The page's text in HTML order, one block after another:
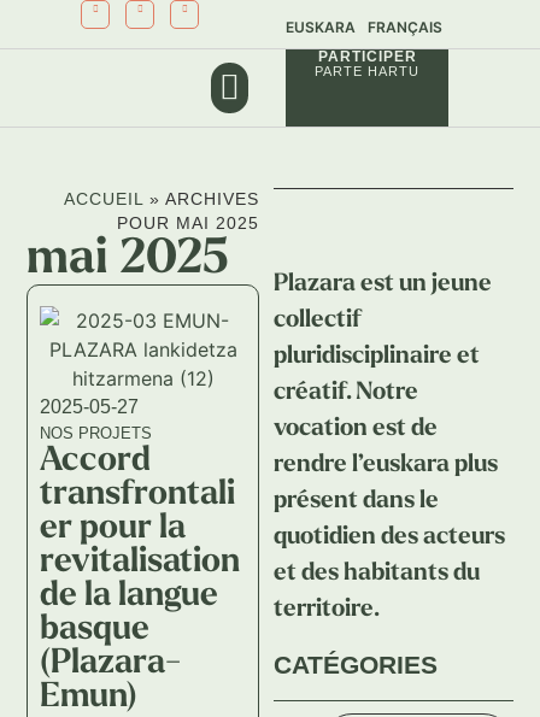
EUSKARA FRANÇAIS
PARTICIPER
PARTE HARTU
ACCUEIL» ARCHIVES
POUR MAI 2025
mai 2025
2025-05-27
NOS PROJETS
Accord
transfrontali
er pour la
revitalisation
de la langue
basque
(Plazara-
Emun)
Plazara est un jeune
collectif
pluridisciplinaire et
créatif. Notre
vocation est de
rendre l’euskara plus
présent dans le
quotidien des acteurs
et des habitants du
territoire.
CATÉGORIES